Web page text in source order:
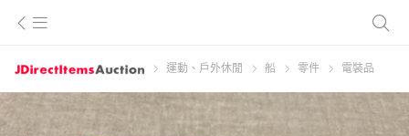
運動、戶外休閒 船 零件 電裝品